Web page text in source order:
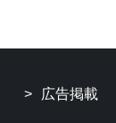
広告掲載